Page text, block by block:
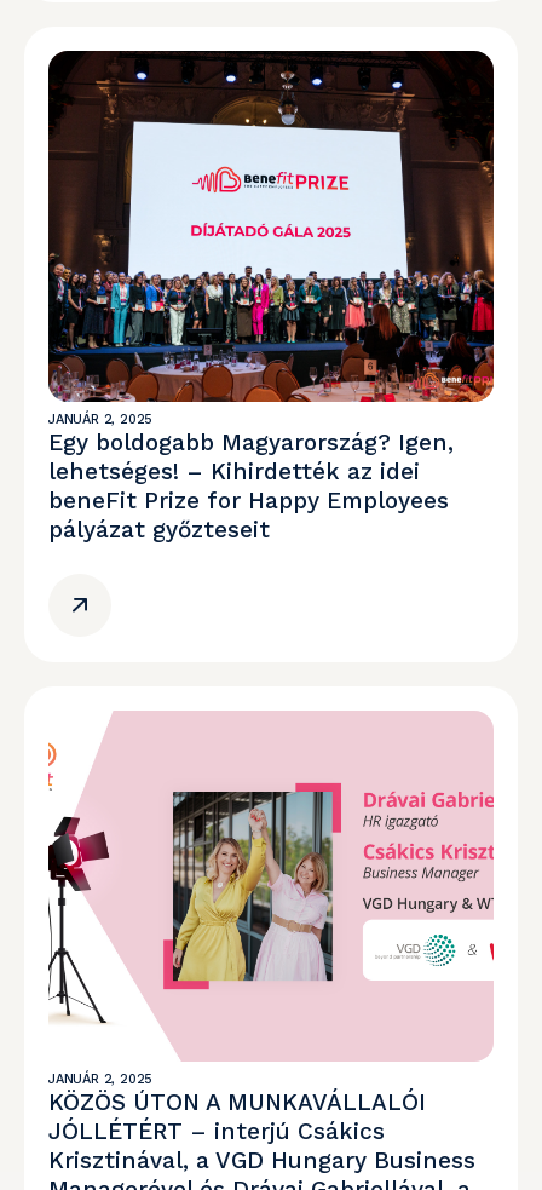
JANUÁR 2, 2025
Egy boldogabb Magyarország? Igen,
lehetséges! – Kihirdették az idei
beneFit Prize for Happy Employees
pályázat győzteseit
JANUÁR 2, 2025
KÖZÖS ÚTON A MUNKAVÁLLALÓI
JÓLLÉTÉRT – interjú Csákics
Krisztinával, a VGD Hungary Business